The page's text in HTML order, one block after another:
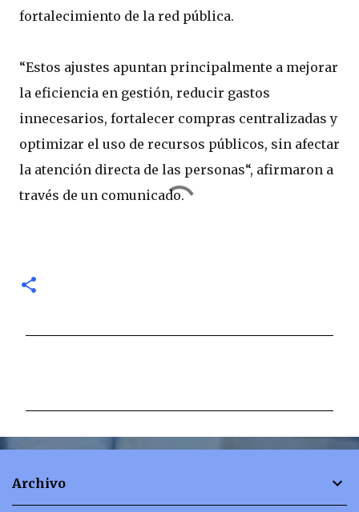
fortalecimiento de la red pública.
“Estos ajustes apuntan principalmente a mejorar
la eficiencia en gestión, reducir gastos
innecesarios, fortalecer compras centralizadas y
optimizar el uso de recursos públicos, sin afectar
la atención directa de las personas“, afirmaron a
través de un comunicado.
n
Archivo